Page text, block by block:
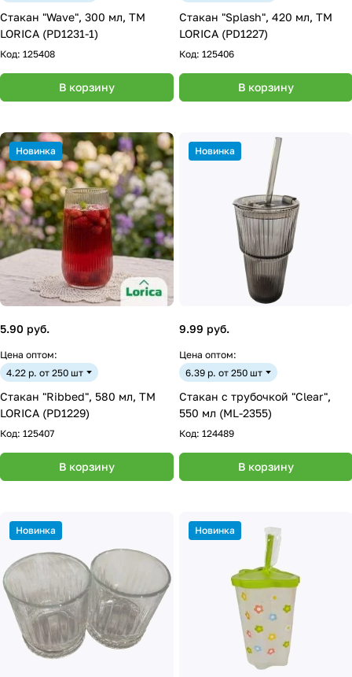
Стакан "Wave", 300 мл, ТМ
LORICA (PD1231-1)
Код: 125408
В корзину
Стакан "Splash", 420 мл, ТМ
LORICA (PD1227)
Код: 125406
В корзину
Новинка
5.90 руб.
Цена оптом:
4.22 р. от 250 шт
Стакан "Ribbed", 580 мл, ТМ
LORICA (PD1229)
Код: 125407
В корзину
Новинка
9.99 руб.
Цена оптом:
6.39 р. от 250 шт
Стакан с трубочкой "Clear",
550 мл (ML-2355)
Код: 124489
В корзину
Новинка Новинка